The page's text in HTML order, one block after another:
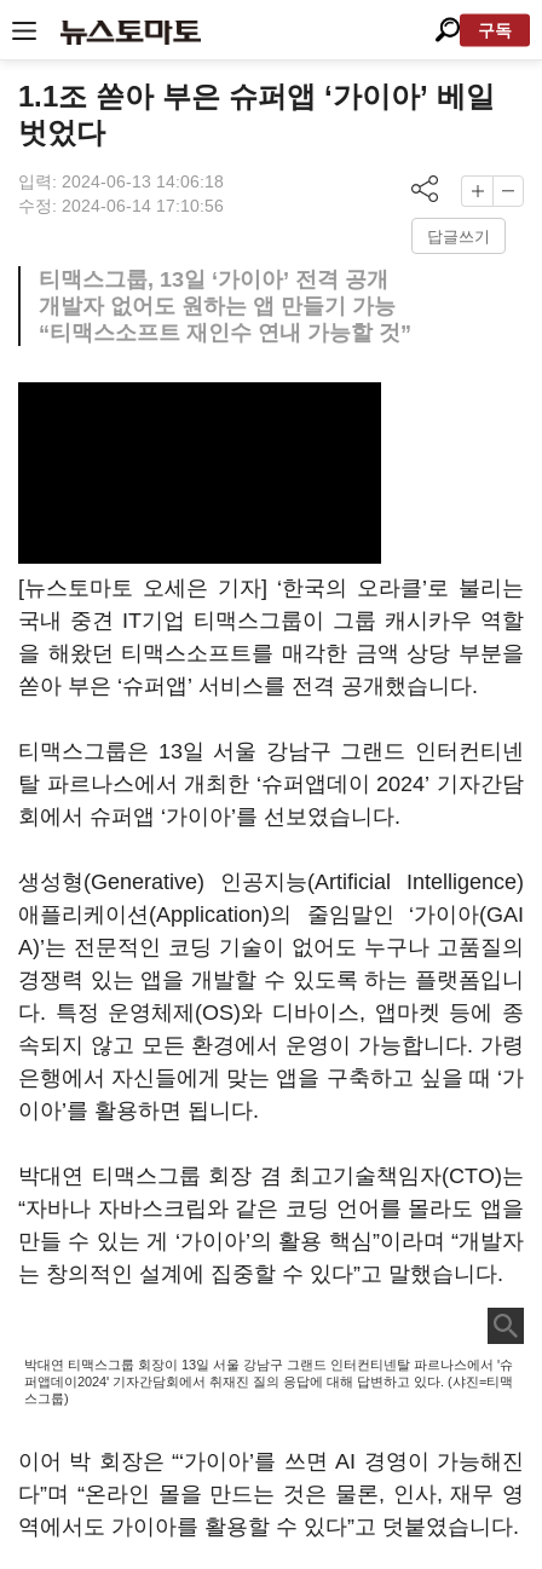
구독
1.1조 쏟아 부은 슈퍼앱 ‘가이아’ 베일
벗었다
입력: 2024-06-13 14:06:18
수정: 2024-06-14 17:10:56
답글쓰기
티맥스그룹, 13일 ‘가이아’ 전격 공개
개발자 없어도 원하는 앱 만들기 가능
“티맥스소프트 재인수 연내 가능할 것”
[뉴스토마토 오세은 기자] ‘한국의 오라클’로 불리는
국내 중견 IT기업 티맥스그룹이 그룹 캐시카우 역할
을 해왔던 티맥스소프트를 매각한 금액 상당 부분을
쏟아 부은 ‘슈퍼앱’ 서비스를 전격 공개했습니다.
티맥스그룹은 13일 서울 강남구 그랜드 인터컨티넨
탈 파르나스에서 개최한 ‘슈퍼앱데이 2024’ 기자간담
회에서 슈퍼앱 ‘가이아’를 선보였습니다.
생성형(Generative) 인공지능(Artificial Intelligence)
애플리케이션(Application)의 줄임말인 ‘가이아(GAI
A)’는 전문적인 코딩 기술이 없어도 누구나 고품질의
경쟁력 있는 앱을 개발할 수 있도록 하는 플랫폼입니
다. 특정 운영체제(OS)와 디바이스, 앱마켓 등에 종
속되지 않고 모든 환경에서 운영이 가능합니다. 가령
은행에서 자신들에게 맞는 앱을 구축하고 싶을 때 ‘가
이아’를 활용하면 됩니다.
박대연 티맥스그룹 회장 겸 최고기술책임자(CTO)는
“자바나 자바스크립와 같은 코딩 언어를 몰라도 앱을
만들 수 있는 게 ‘가이아’의 활용 핵심”이라며 “개발자
는 창의적인 설계에 집중할 수 있다”고 말했습니다.
박대연 티맥스그룹 회장이 13일 서울 강남구 그랜드 인터컨티넨탈 파르나스에서 '슈
퍼앱데이2024' 기자간담회에서 취재진 질의 응답에 대해 답변하고 있다. (샤진=티맥
스그룹)
이어 박 회장은 “‘가이아’를 쓰면 AI 경영이 가능해진
다”며 “온라인 몰을 만드는 것은 물론, 인사, 재무 영
역에서도 가이아를 활용할 수 있다”고 덧붙였습니다.